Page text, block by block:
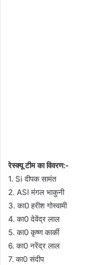
रेस्क्यू टीम का विवरण:-
1. Si दीपक सामंत
2. ASI मंगल भाकुनी
3. का0 हरीश गोस्वामी
4. का0 देवेंद्र लाल
5. का0 कृष्ण कार्की
6. का0 नरेंद्र लाल
7. का0 संदीप